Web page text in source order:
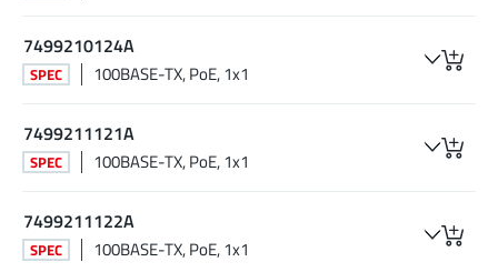
7499210124A
SPEC 100BASE-TX, PoE, 1x1
7499211121A
SPEC 100BASE-TX, PoE, 1x1
7499211122A
SPEC 100BASE-TX, PoE, 1x1